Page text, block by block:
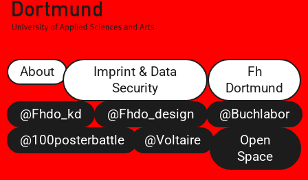
About
Imprint & Data
Security
Fh
Dortmund
@fhdo_kd
@fhdo_design
@buchlabor
@100posterbattle
@voltaire
Open
Space